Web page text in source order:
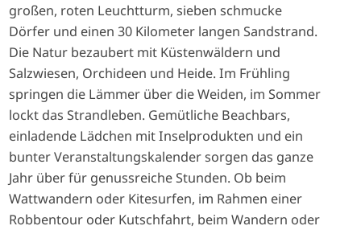
großen, roten Leuchtturm, sieben schmucke
Dörfer und einen 30 Kilometer langen Sandstrand.
Die Natur bezaubert mit Küstenwäldern und
Salzwiesen, Orchideen und Heide. Im Frühling
springen die Lämmer über die Weiden, im Sommer
lockt das Strandleben. Gemütliche Beachbars,
einladende Lädchen mit Inselprodukten und ein
bunter Veranstaltungskalender sorgen das ganze
Jahr über für genussreiche Stunden. Ob beim
Wattwandern oder Kitesurfen, im Rahmen einer
Robbentour oder Kutschfahrt, beim Wandern oder